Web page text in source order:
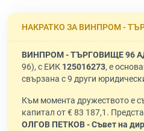
НАКРАТКО ЗА ВИНПРОМ -
ВИНПРОМ - ТЪРГОВИЩЕ 96
96), с ЕИК 125016273, е
свързана с 9 други
Към момента дружеството е
капитал от € 83 187,1.
ОЛГОВ ПЕТКОВ - Съвет на